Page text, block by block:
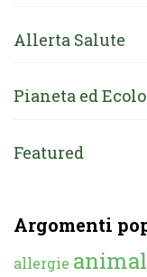
Allerta Salute
Pianeta ed
Featured
Argomenti
allergie